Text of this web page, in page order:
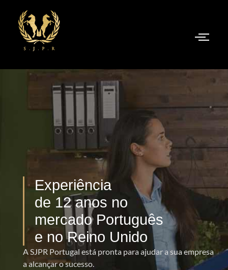
Experiência
de 12 anos no
mercado Português
e no Reino Unido
A SJPR Portugal está pronta para ajudar a sua empresa
a alcançar o sucesso.